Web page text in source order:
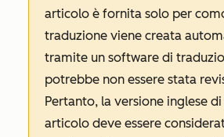
articolo è fornita solo per
traduzione viene creata
tramite un software di
potrebbe non essere stata
Pertanto, la versione inglese
articolo deve essere